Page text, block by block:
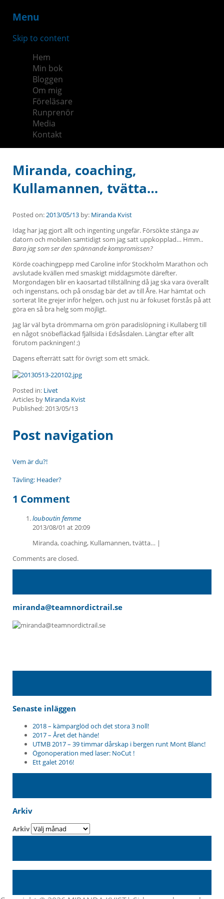
Menu
Skip to content
Hem
Min bok
Bloggen
Om mig
Föreläsare
Runprenör
Media
Kontakt
Miranda, coaching,
Kullamannen, tvätta…
Posted on:2013/05/13 by: Miranda Kvist
Idag har jag gjort allt och ingenting ungefär. Försökte stänga av
datorn och mobilen samtidigt som jag satt uppkopplad… Hmm..
Bara jag som ser den spännande kompromissen?
Körde coachingpepp med Caroline inför Stockholm Marathon och
avslutade kvällen med smaskigt middagsmöte därefter.
Morgondagen blir en kaosartad tillställning då jag ska vara överallt
och ingenstans, och på onsdag bär det av till Åre. Har hämtat och
sorterat lite grejer inför helgen, och just nu är fokuset förstås på att
göra en så bra helg som möjligt.
Jag lär väl byta drömmarna om grön paradislöpning i Kullaberg till
en något snöbefläckad fjällsida i Edsåsdalen. Längtar efter allt
förutom packningen! ;)
Dagens efterrätt satt för övrigt som ett smäck.
Posted in: Livet
Articles by Miranda Kvist
Published:2013/05/13
Post navigation
Vem är du?!
Tävling: Header?
1 Comment
louboutin femme
2013/08/01 at 20:09
Miranda, coaching, Kullamannen, tvätta… |
Comments are closed.
miranda@teamnordictrail.se
Senaste inläggen
2018 – kämparglöd och det stora 3 noll!
2017 – Året det hände!
UTMB 2017 – 39 timmar dårskap i bergen runt Mont Blanc!
Ögonoperation med laser: NoCut !
Ett galet 2016!
Arkiv
Arkiv